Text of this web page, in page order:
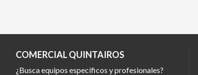
COMERCIAL QUINTAIROS
¿Busca equipos específicos y profesionales?